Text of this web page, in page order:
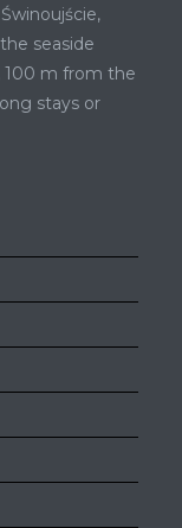
seaside
100 m from the
stays or